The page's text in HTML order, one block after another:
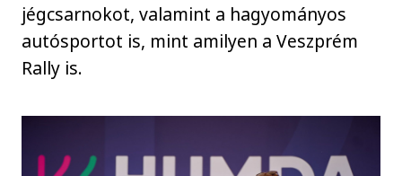
jégcsarnokot, valamint a hagyományos
autósportot is, mint amilyen a Veszprém
Rally is.